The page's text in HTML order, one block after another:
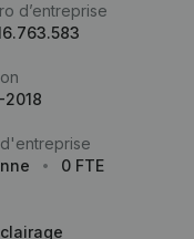
d’entreprise
2018
0 FTE